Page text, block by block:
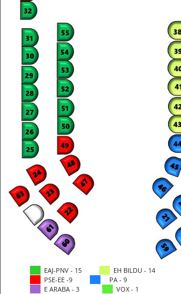
EAJ-PNV - 15
EH BILDU - 14
PSE-EE -9
PA - 9
E ARABA - 3
VOX - 1